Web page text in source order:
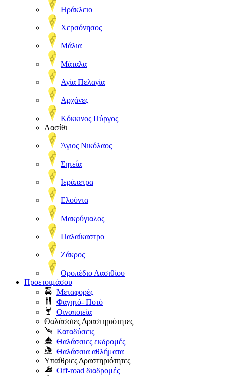
Ηράκλειο
Χερσόνησος
Μάλια
Μάταλα
Αγία Πελαγία
Αρχάνες
Κόκκινος Πύργος
Λασίθι
Άγιος Νικόλαος
Σητεία
Ιεράπετρα
Ελούντα
Μακρύγιαλος
Παλαίκαστρο
Ζάκρος
Οροπέδιο Λασιθίου
Προετοιμάσου
Μεταφορές
Φαγητό- Ποτό
Οινοποιεία
Θαλάσσιες Δραστηριότητες
Καταδύσεις
Θαλάσσιες εκδρομές
Θαλάσσια αθλήματα
Υπαίθριες Δραστηριότητες
Off-road διαδρομές